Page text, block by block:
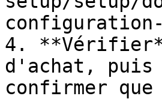
4. **Vérifier**
d'achat,
confirmer